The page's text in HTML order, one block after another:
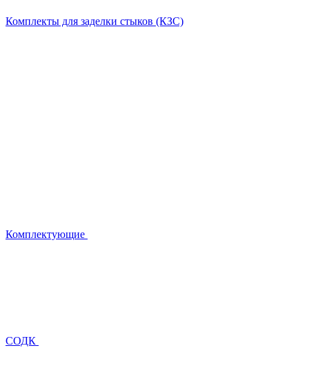
Комплекты для заделки стыков (КЗС)
Комплектующие
СОДК